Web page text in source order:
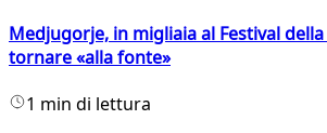
Medjugorje, in migliaia al Festival
tornare «alla fonte»
1 min di lettura